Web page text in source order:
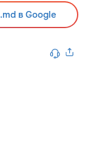
в Google